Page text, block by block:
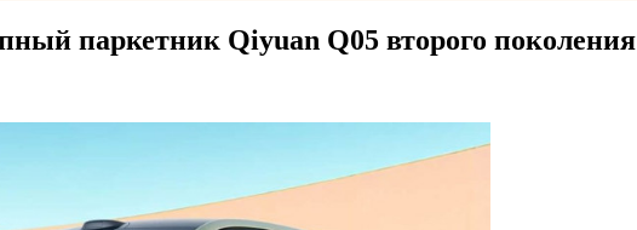
паркетник Qiyuan Q05 второго поколения